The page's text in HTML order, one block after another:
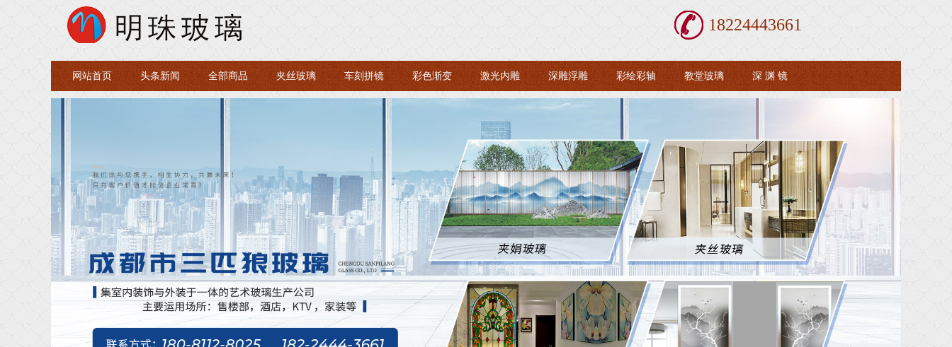
18224443661
网站首页 头条新闻 全部商品 夹丝玻璃 车刻拼镜 彩色渐变 激光内雕 深雕浮雕 彩绘彩轴 教堂玻璃 深 渊 镜